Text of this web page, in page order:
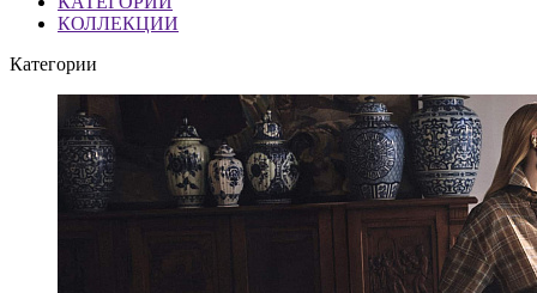
КОЛЛЕКЦИИ
Категории